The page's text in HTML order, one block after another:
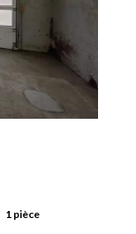
1 pièce